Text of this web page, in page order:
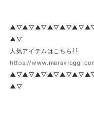
▲▽
人気アイテムはこちら⇩⇩
https://
▲▽